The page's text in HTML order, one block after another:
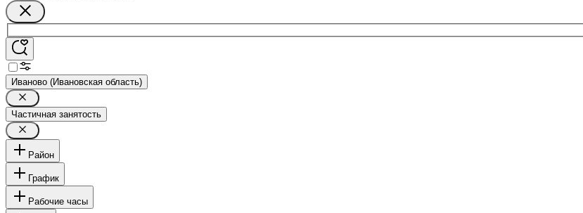
Иваново (Ивановская область)
Частичная занятость
Район
График
Рабочие часы